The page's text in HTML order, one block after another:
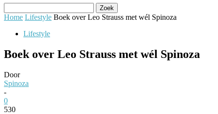
Home Lifestyle Boek over Leo Strauss met wél Spinoza
Lifestyle
Boek over Leo Strauss met wél Spinoza
Door
Spinoza
-
0
530